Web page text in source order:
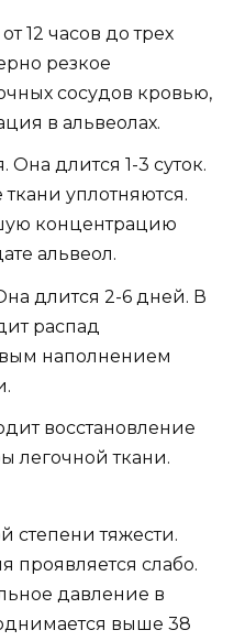
12 часов до трех
резкое
сосудов кровью,
в альвеолах.
Она длится 1-3 суток.
уплотняются.
концентрацию
альвеол.
длится 2-6 дней. В
распад
наполнением
восстановление
легочной ткани.
степени тяжести.
проявляется слабо.
давление в
выше 38